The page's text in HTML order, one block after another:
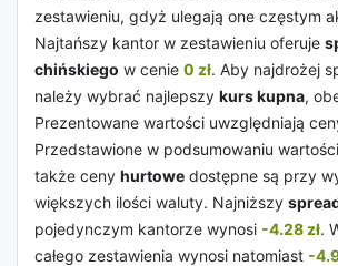
zestawieniu, gdyż ulegają one częstym
Najtańszy kantor w zestawieniu oferuje
chińskiego w cenie 0 zł. Aby najdrożej
należy wybrać najlepszy kurs kupna,
Prezentowane wartości uwzględniają
Przedstawione w podsumowaniu
także ceny hurtowe dostępne są przy
większych ilości waluty. Najniższy
pojedynczym kantorze wynosi -4.28 zł.
całego zestawienia wynosi natomiast -